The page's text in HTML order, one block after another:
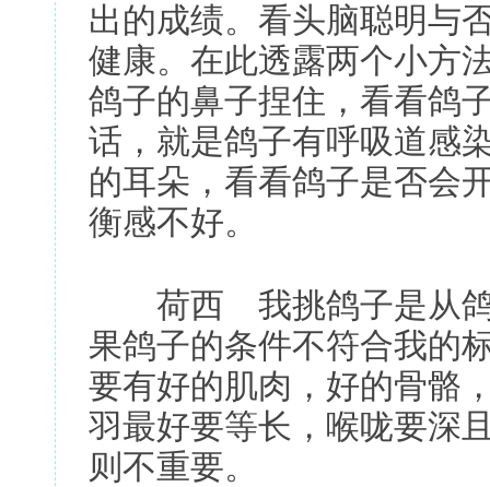
出的成绩。看头脑聪明与
健康。在此透露两个小方
鸽子的鼻子捏住，看看鸽
话，就是鸽子有呼吸道感
的耳朵，看看鸽子是否会
衡感不好。
荷西 我挑鸽子是从鸽
果鸽子的条件不符合我的
要有好的肌肉，好的骨骼
羽最好要等长，喉咙要深
则不重要。